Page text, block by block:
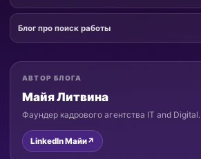
Блог про поиск работы
АВТОР БЛОГА
Майя Литвина
Фаундер кадрового агентства IT and Digital.
LinkedIn Майи↗